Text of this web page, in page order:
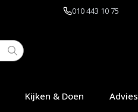
010 443 10 75
Kijken & Doen Advies